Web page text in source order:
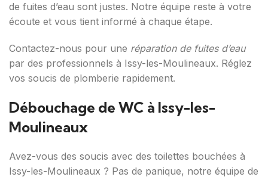
de fuites d’eau sont justes. Notre équipe reste à votre
écoute et vous tient informé à chaque étape.
Contactez-nous pour une réparation de fuites d’eau
par des professionnels à Issy-les-Moulineaux. Réglez
vos soucis de plomberie rapidement.
Débouchage de WC à Issy-les-
Moulineaux
Avez-vous des soucis avec des toilettes bouchées à
Issy-les-Moulineaux ? Pas de panique, notre équipe de